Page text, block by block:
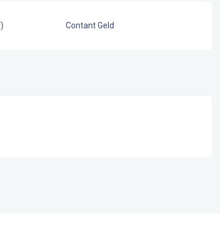
Contant Geld